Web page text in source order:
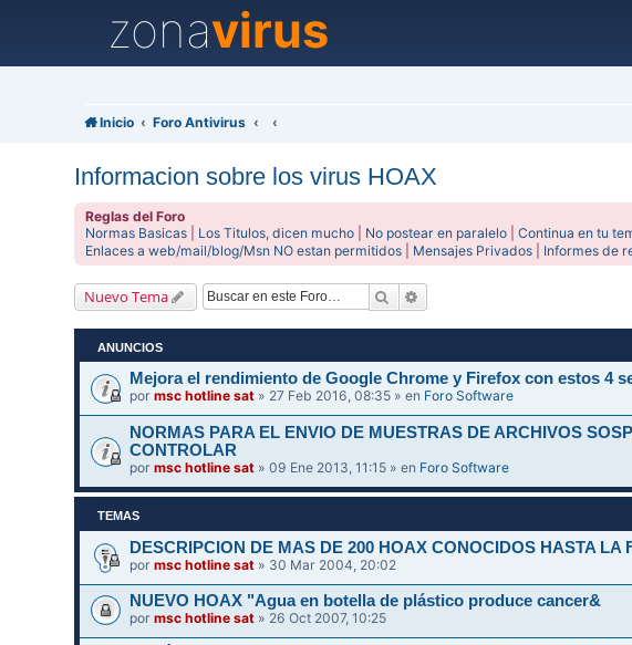
zonavirus
Inicio Foro Antivirus
Informacion sobre los virus HOAX
Reglas del Foro
Normas Basicas
Los Titulos, dicen mucho No postear en paralelo |Continua en tu
Enlaces a web/mail/blog/Msn NO estan permitidos
Mensajes Privados Informes de
Nuevo Tema Buscar
ANUNCIOS
Mejora el rendimiento de Google Chrome y Firefox con estos 4
pormsc hotline sat » 27 Feb 2016, 08:35 » en Foro Software
NORMAS PARA EL ENVIO DE MUESTRAS DE ARCHIVOS
CONTROLAR
pormsc hotline sat » 09 Ene 2013, 11:15 » en Foro Software
TEMAS
DESCRIPCION DE MAS DE 200 HOAX CONOCIDOS HASTA LA
pormsc hotline sat » 30 Mar 2004, 20:02
NUEVO HOAX "Agua en botella de plástico produce cancer&
pormsc hotline sat » 26 Oct 2007, 10:25